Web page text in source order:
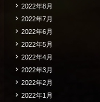
2022年8月
2022年7月
2022年6月
2022年5月
2022年4月
2022年3月
2022年2月
2022年1月